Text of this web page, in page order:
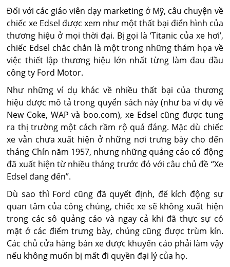
Đối với các giáo viên dạy marketing ở Mỹ, câu chuyện về
chiếc xe Edsel được xem như một thất bại điển hình của
thương hiệu ở mọi thời đại. Bị gọi là ‘Titanic của xe hơi’,
chiếc Edsel chắc chắn là một trong những thảm họa về
việc thiết lập thương hiệu lớn nhất từng làm đau đầu
công ty Ford Motor.
Như những ví dụ khác về nhiều thất bại của thương
hiệu được mô tả trong quyển sách này (như ba ví dụ về
New Coke, WAP và boo.com), xe Edsel cũng được tung
ra thị trường một cách rầm rộ quá đáng. Mặc dù chiếc
xe vẫn chưa xuất hiện ở những nơi trưng bày cho đến
tháng Chín năm 1957, nhưng những quảng cáo cổ động
đã xuất hiện từ nhiều tháng trước đó với câu chủ đề “Xe
Edsel đang đến”.
Dù sao thì Ford cũng đã quyết định, để kích động sự
quan tâm của công chúng, chiếc xe sẽ không xuất hiện
trong các sô quảng cáo và ngay cả khi đã thực sự có
mặt ở các điểm trưng bày, chúng cũng được trùm kín.
Các chủ cửa hàng bán xe được khuyến cáo phải làm vậy
nếu không muốn bị mất đi quyền đại lý của họ.